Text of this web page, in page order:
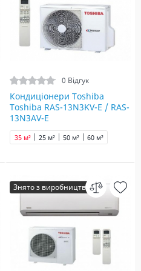
0 Відгук
Кондиціонери Toshiba
Toshiba RAS-13N3KV-E / RAS-
13N3AV-E
25 м²
35 м² 50 м² 60 м²
Знято з виробництва